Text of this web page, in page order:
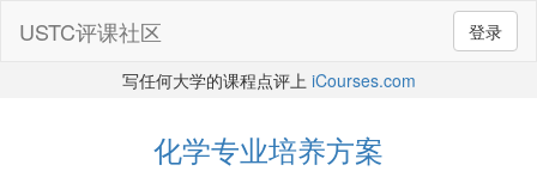
登录
USTC评课社区
写任何大学的课程点评上 iCourses.com
化学专业培养方案